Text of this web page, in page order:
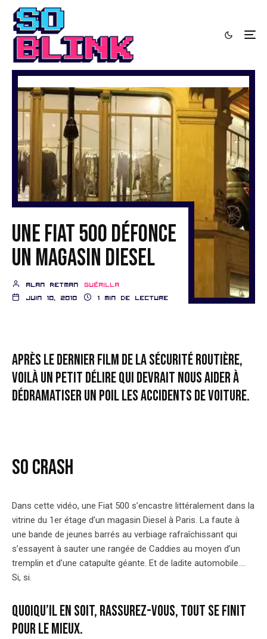
Une Fiat 500 défonce
un magasin Diesel
Alan Retman
Guérilla
juin 10, 2010
1 min de lecture
Après le dernier film de la Sécurité Routière,
voilà un petit délire qui devrait nous aider à
dédramatiser un poil les accidents de voiture.
SO CRASH
Dans cette vidéo, une Fiat 500 s’encastre littéralement dans la
vitrine du 1er étage d’un magasin Diesel à Paris. La faute à
une bande de jeunes barrés au verbiage rafraîchissant qui
s’essayent à sauter une rangée de Caddies au moyen d’un
tremplin et d’une catapulte géante. Et de ladite automobile….
Si, si.
Quoiqu’il en soit, rassurez-vous, tout se finit
pour le mieux.